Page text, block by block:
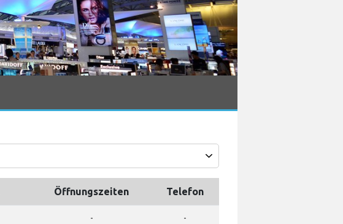
Öffnungszeiten Telefon
- -